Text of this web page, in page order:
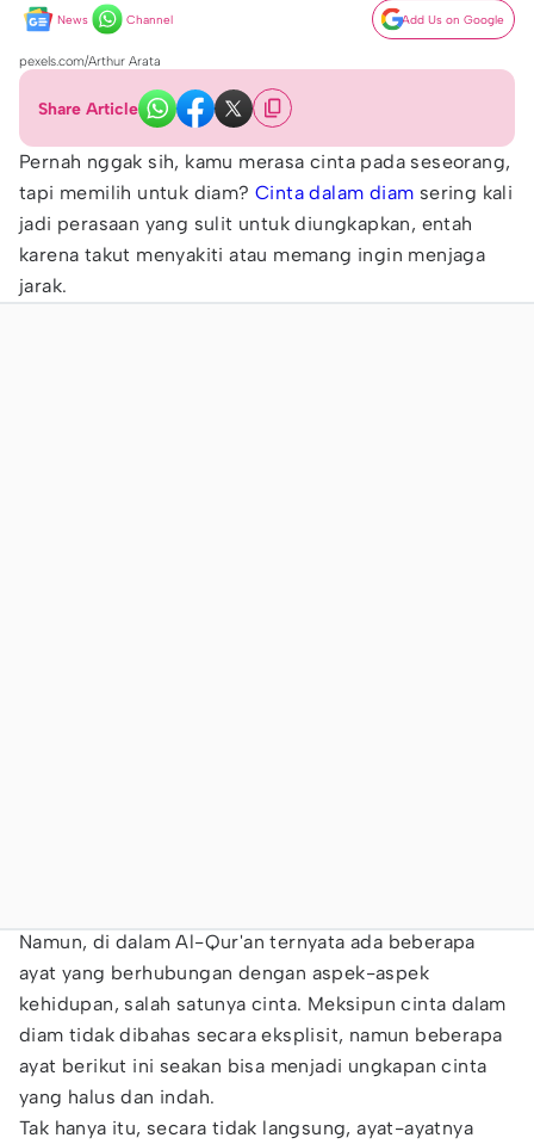
News Channel Add Us on Google
pexels.com/Arthur Arata
Share Article
Pernah nggak sih, kamu merasa cinta pada seseorang,
tapi memilih untuk diam? Cinta dalam diam sering kali
jadi perasaan yang sulit untuk diungkapkan, entah
karena takut menyakiti atau memang ingin menjaga
jarak.
Namun, di dalam Al-Qur'an ternyata ada beberapa
ayat yang berhubungan dengan aspek-aspek
kehidupan, salah satunya cinta. Meksipun cinta dalam
diam tidak dibahas secara eksplisit, namun beberapa
ayat berikut ini seakan bisa menjadi ungkapan cinta
yang halus dan indah.
Tak hanya itu, secara tidak langsung, ayat-ayatnya